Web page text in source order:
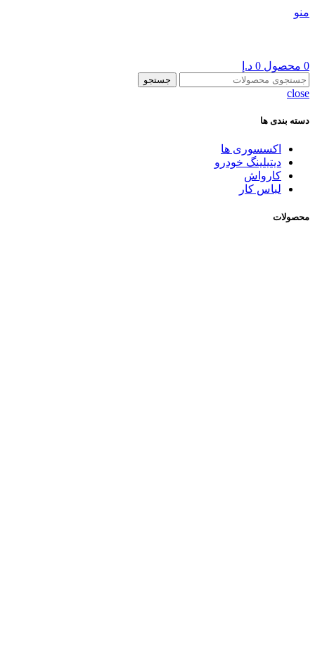
منو
0 محصول 0 د.إ
جستجو
close
دسته بندی ها
اکسسوری ها
دیتیلینگ خودرو
کارواش
لباس کار
محصولات